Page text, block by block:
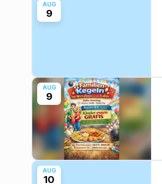
AUG
9
AUG
9
AUG
10